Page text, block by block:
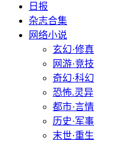
日报
杂志合集
网络小说
玄幻·修真
网游·竞技
奇幻·科幻
恐怖.灵异
都市·言情
历史·军事
末世·重生